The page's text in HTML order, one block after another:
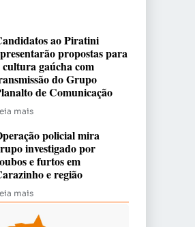
ao Piratini
propostas para
cultura gaúcha com
do Grupo
de Comunicação
mais
policial mira
investigado por
e furtos em
e região
mais